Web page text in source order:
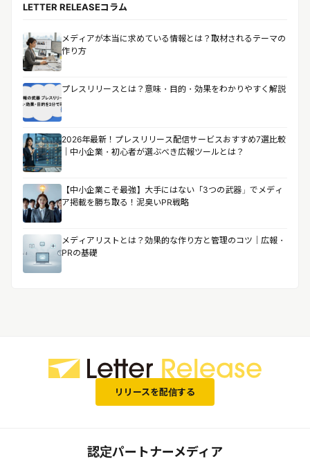
LETTER RELEASEコラム
メディアが本当に求めている情報とは？取材されるテーマの
作り方
プレスリリースとは？意味・目的・効果をわかりやすく解説
2026年最新！プレスリリース配信サービスおすすめ7選比較
｜中小企業・初心者が選ぶべき広報ツールとは？
【中小企業こそ最強】大手にはない「3つの武器」でメディ
ア掲載を勝ち取る！泥臭いPR戦略
メディアリストとは？効果的な作り方と管理のコツ｜広報・
PRの基礎
リリースを配信する
認定パートナーメディア